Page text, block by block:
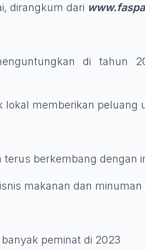
dirangkum dari
di tahun
lokal memberikan peluang
berkembang dengan
makanan dan minuman
peminat di 2023